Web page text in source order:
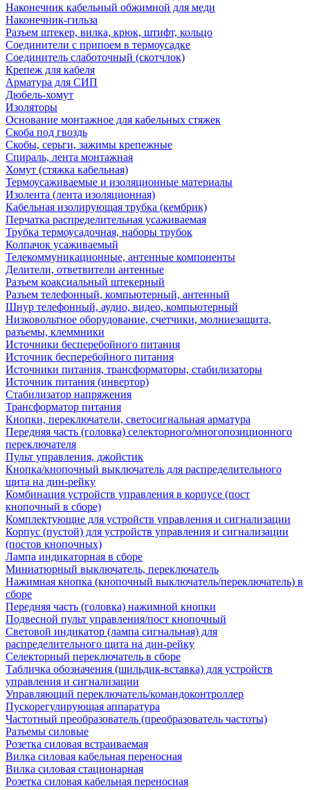
Наконечник кабельный обжимной для меди
Наконечник-гильза
Разъем штекер, вилка, крюк, штифт, кольцо
Соединители с припоем в термоусадке
Соединитель слаботочный (скотчлок)
Крепеж для кабеля
Арматура для СИП
Дюбель-хомут
Изоляторы
Основание монтажное для кабельных стяжек
Скоба под гвоздь
Скобы, серьги, зажимы крепежные
Спираль, лента монтажная
Хомут (стяжка кабельная)
Термоусаживаемые и изоляционные материалы
Изолента (лента изоляционная)
Кабельная изолирующая трубка (кембрик)
Перчатка распределительная усаживаемая
Трубка термоусадочная, наборы трубок
Колпачок усаживаемый
Телекоммуникационные, антенные компоненты
Делители, ответвители антенные
Разъем коаксиальный штекерный
Разъем телефонный, компьютерный, антенный
Шнур телефонный, аудио, видео, компьютерный
Низковольтное оборудование, счетчики, молниезащита,
разъемы, клеммники
Источники бесперебойного питания
Источник бесперебойного питания
Источники питания, трансформаторы, стабилизаторы
Источник питания (инвертор)
Стабилизатор напряжения
Трансформатор питания
Кнопки, переключатели, светосигнальная арматура
Передняя часть (головка) селекторного/многопозиционного
переключателя
Пульт управления, джойстик
Кнопка/кнопочный выключатель для распределительного
щита на дин-рейку
Комбинация устройств управления в корпусе (пост
кнопочный в сборе)
Комплектующие для устройств управления и сигнализации
Корпус (пустой) для устройств управления и сигнализации
(постов кнопочных)
Лампа индикаторная в сборе
Миниатюрный выключатель, переключатель
Нажимная кнопка (кнопочный выключатель/переключатель) в
сборе
Передняя часть (головка) нажимной кнопки
Подвесной пульт управления/пост кнопочный
Световой индикатор (лампа сигнальная) для
распределительного щита на дин-рейку
Селекторный переключатель в сборе
Табличка обозначения (шильдик-вставка) для устройств
управления и сигнализации
Управляющий переключатель/командоконтроллер
Пускорегулирующая аппаратура
Частотный преобразователь (преобразователь частоты)
Разъемы силовые
Розетка силовая встраиваемая
Вилка силовая кабельная переносная
Вилка силовая стационарная
Розетка силовая кабельная переносная